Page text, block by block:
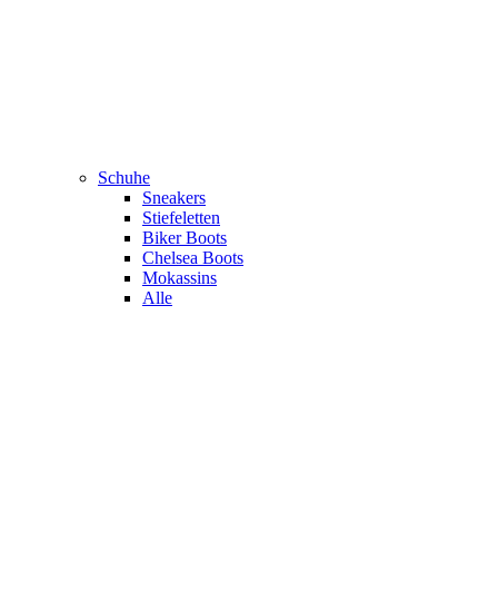
Schuhe
Sneakers
Stiefeletten
Biker Boots
Chelsea Boots
Mokassins
Alle